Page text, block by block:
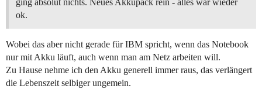
ging absolut nichts. Neues Akkupack rein - alles war wieder
ok.
Wobei das aber nicht gerade für IBM spricht, wenn das Notebook
nur mit Akku läuft, auch wenn man am Netz arbeiten will.
Zu Hause nehme ich den Akku generell immer raus, das verlängert
die Lebenszeit selbiger ungemein.